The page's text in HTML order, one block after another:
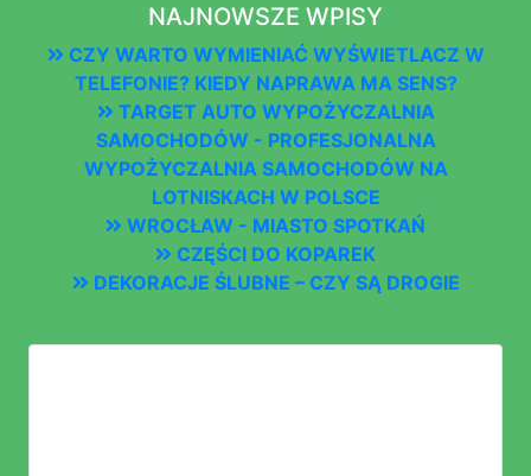
NAJNOWSZE WPISY
CZY WARTO WYMIENIAĆ WYŚWIETLACZ W
TELEFONIE? KIEDY NAPRAWA MA SENS?
TARGET AUTO WYPOŻYCZALNIA
SAMOCHODÓW - PROFESJONALNA
WYPOŻYCZALNIA SAMOCHODÓW NA
LOTNISKACH W POLSCE
WROCŁAW - MIASTO SPOTKAŃ
CZĘŚCI DO KOPAREK
DEKORACJE ŚLUBNE – CZY SĄ DROGIE